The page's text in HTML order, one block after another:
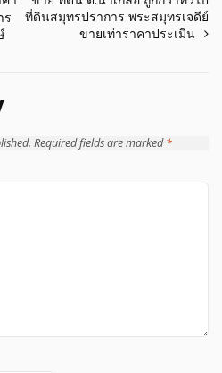
ร
ที่ดินสมุทรปราการ พระสมุทรเจดีย์
ขายเท่าราคาประเมิน
Required fields are marked*